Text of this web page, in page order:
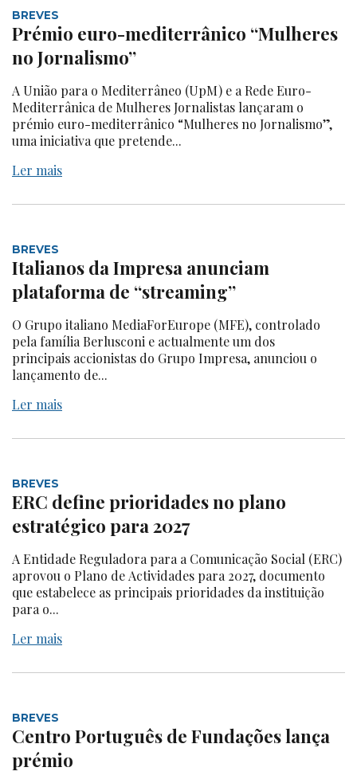
BREVES
Prémio euro-mediterrânico “Mulheres
no Jornalismo”
A União para o Mediterrâneo (UpM) e a Rede Euro-
Mediterrânica de Mulheres Jornalistas lançaram o
prémio euro-mediterrânico “Mulheres no Jornalismo”,
uma iniciativa que pretende...
Ler mais
BREVES
Italianos da Impresa anunciam
plataforma de “streaming”
O Grupo italiano MediaForEurope (MFE), controlado
pela família Berlusconi e actualmente um dos
principais accionistas do Grupo Impresa, anunciou o
lançamento de...
Ler mais
BREVES
ERC define prioridades no plano
estratégico para 2027
A Entidade Reguladora para a Comunicação Social (ERC)
aprovou o Plano de Actividades para 2027, documento
que estabelece as principais prioridades da instituição
para o...
Ler mais
BREVES
Centro Português de Fundações lança
prémio